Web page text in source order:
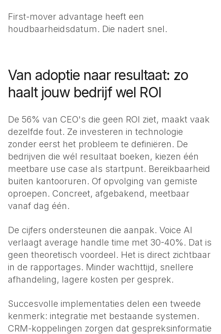
First-mover advantage heeft een
houdbaarheidsdatum. Die nadert snel.
Van adoptie naar resultaat: zo
haalt jouw bedrijf wel ROI
De 56% van CEO's die geen ROI ziet, maakt vaak
dezelfde fout. Ze investeren in technologie
zonder eerst het probleem te definiëren. De
bedrijven die wél resultaat boeken, kiezen één
meetbare use case als startpunt. Bereikbaarheid
buiten kantooruren. Of opvolging van gemiste
oproepen. Concreet, afgebakend, meetbaar
vanaf dag één.
De cijfers ondersteunen die aanpak. Voice AI
verlaagt average handle time met 30-40%. Dat is
geen theoretisch voordeel. Het is direct zichtbaar
in de rapportages. Minder wachttijd, snellere
afhandeling, lagere kosten per gesprek.
Succesvolle implementaties delen een tweede
kenmerk: integratie met bestaande systemen.
CRM-koppelingen zorgen dat gespreksinformatie